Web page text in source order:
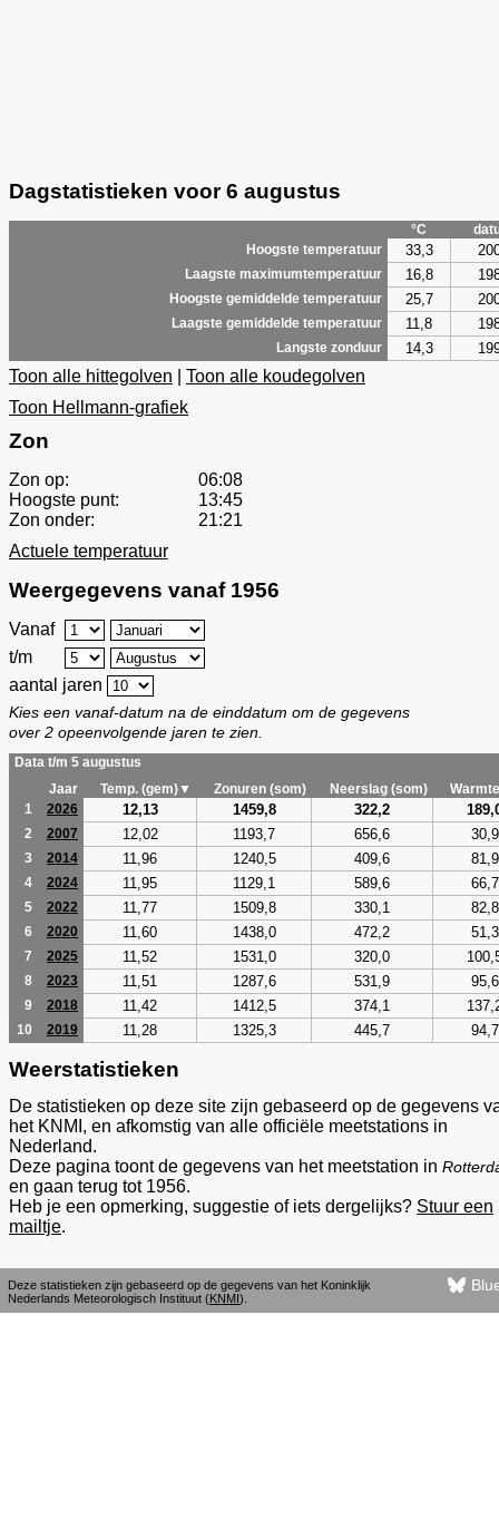
Dagstatistieken voor 6 augustus
°C
Hoogste temperatuur
33,3
Laagste maximumtemperatuur 16,8
Hoogste gemiddelde temperatuur 25,7
Laagste gemiddelde temperatuur 11,8
Langste zonduur 14,3
Toon alle hittegolven
Toon alle koudegolven
Toon Hellmann-grafiek
Zon
Zon op:
06:08
Hoogste punt:
13:45
Zon onder:
21:21
Actuele temperatuur
Weergegevens vanaf 1956
Vanaf
t/m
aantal jaren
Kies een vanaf-datum na de einddatum om de gegevens
over 2 opeenvolgende jaren te zien.
Data t/m 5 augustus
Jaar
Temp. (gem)▼ Zonuren (som) Neerslag (som)
1
2026 12,13 1459,8 322,2
2 2007 12,02 1193,7 656,6 30,9
3 2014 11,96 1240,5 409,6 81,9
4 2024 11,95 1129,1 589,6 66,7
5 2022 11,77 1509,8 330,1 82,8
6 2020 11,60 1438,0 472,2 51,3
7 2025 11,52 1531,0 320,0
8 2023 11,51 1287,6 531,9 95,6
9 2018 11,42 1412,5 374,1
10 2019 11,28 1325,3 445,7 94,7
Weerstatistieken
De statistieken op deze site zijn gebaseerd op de gegevens
het KNMI, en afkomstig van alle officiële meetstations in
Nederland.
Deze pagina toont de gegevens van het meetstation in
en gaan terug tot 1956.
Heb je een opmerking, suggestie of iets dergelijks? Stuur een
mailtje.
Deze statistieken zijn gebaseerd op de gegevens van het Koninklijk
Nederlands Meteorologisch Instituut (KNMI).